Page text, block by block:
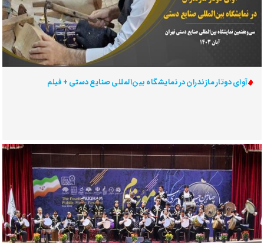
آوای دوتار مازندران در نمایشگاه بین‌المللی صنایع دستی + فیلم